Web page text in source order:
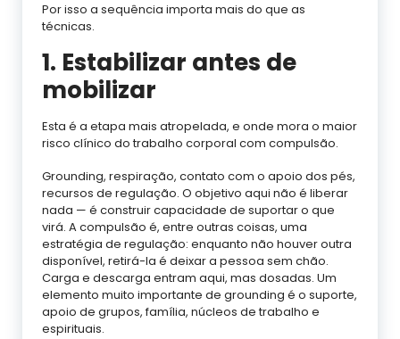
Por isso a sequência importa mais do que as
técnicas.
1. Estabilizar antes de
mobilizar
Esta é a etapa mais atropelada, e onde mora o maior
risco clínico do trabalho corporal com compulsão.
Grounding, respiração, contato com o apoio dos pés,
recursos de regulação. O objetivo aqui não é liberar
nada — é construir capacidade de suportar o que
virá. A compulsão é, entre outras coisas, uma
estratégia de regulação: enquanto não houver outra
disponível, retirá-la é deixar a pessoa sem chão.
Carga e descarga entram aqui, mas dosadas. Um
elemento muito importante de grounding é o suporte,
apoio de grupos, família, núcleos de trabalho e
espirituais.